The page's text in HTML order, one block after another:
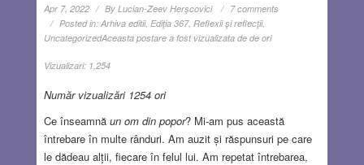
Apr 7, 2022 By Lucian-Zeev Herşcovici
7 comments
Posted in: Arhiva editii, Ediţia 367, Reflexii şi reflecţii,
UncategorizedAceasta postare a fost vizualizata de de ori
Vizualizari: 1,254
Număr vizualizări 1254 ori
Ce înseamnă un om din popor? Mi-am pus această
întrebare în multe rânduri. Am auzit și răspunsuri pe care
le dădeau alții, fiecare în felul lui. Am repetat întrebarea,